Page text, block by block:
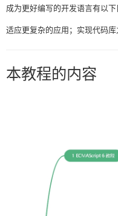
成为更好编写的开发语言有以下
适应更复杂的应用；实现代码
本教程的内容